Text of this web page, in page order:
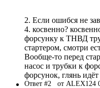
2. Если ошибся не
4. косвенно?
форсунку к ТНВД
стартером, смотри
Вообще-то перед
насос и трубки к
форсунок, глянь
Ответ #2 от ALEX124